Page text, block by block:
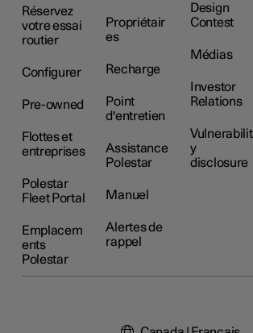
Réservez
votre essai
routier
Configurer
Pre-owned
Flottes et
entreprises
Polestar
Fleet Portal
Emplacem
ents
Polestar
Propriétair
es
Recharge
Point
d'entretien
Assistance
Polestar
Manuel
Alertes de
rappel
Design
Contest
Médias
Investor
Relations
Vulnerabilit
y
disclosure